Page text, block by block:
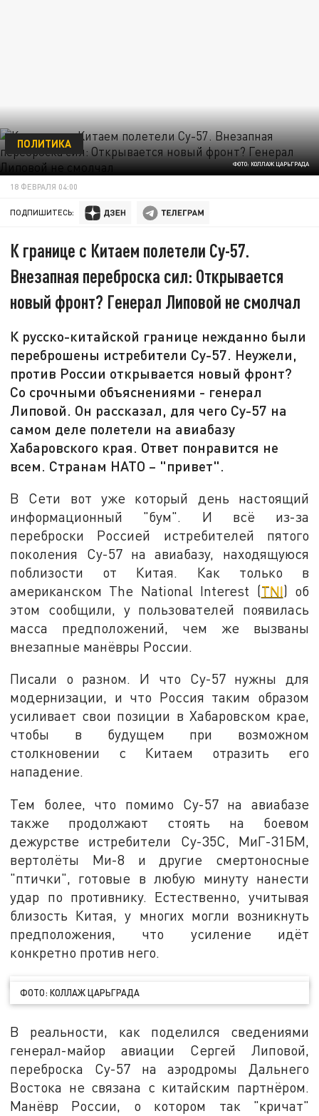
ФОТО: КОЛЛАЖ ЦАРЬГРАДА
ПОЛИТИКА
18 ФЕВРАЛЯ 04:00
ПОДПИШИТЕСЬ:
К границе с Китаем полетели Су-57.
Внезапная переброска сил: Открывается
новый фронт? Генерал Липовой не смолчал
К русско-китайской границе нежданно были
переброшены истребители Су-57. Неужели,
против России открывается новый фронт?
Со срочными объяснениями - генерал
Липовой. Он рассказал, для чего Су-57 на
самом деле полетели на авиабазу
Хабаровского края. Ответ понравится не
всем. Странам НАТО – "привет".
В Сети вот уже который день настоящий
информационный "бум". И всё из-за
переброски Россией истребителей пятого
поколения Су-57 на авиабазу, находящуюся
поблизости от Китая. Как только в
американском The National Interest (TNI) об
этом сообщили, у пользователей появилась
масса предположений, чем же вызваны
внезапные манёвры России.
Писали о разном. И что Су-57 нужны для
модернизации, и что Россия таким образом
усиливает свои позиции в Хабаровском крае,
чтобы в будущем при возможном
столкновении с Китаем отразить его
нападение.
Тем более, что помимо Су-57 на авиабазе
также продолжают стоять на боевом
дежурстве истребители Су-35С, МиГ-31БМ,
вертолёты Ми-8 и другие смертоносные
"птички", готовые в любую минуту нанести
удар по противнику. Естественно, учитывая
близость Китая, у многих могли возникнуть
предположения, что усиление идёт
конкретно против него.
ФОТО: КОЛЛАЖ ЦАРЬГРАДА
В реальности, как поделился сведениями
генерал-майор авиации Сергей Липовой,
переброска Су-57 на аэродромы Дальнего
Востока не связана с китайским партнёром.
Манёвр России, о котором так "кричат"